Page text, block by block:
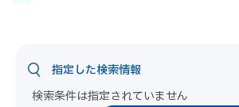
指定した検索情報
検索条件は指定されていません